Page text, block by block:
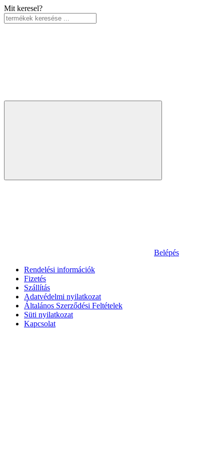
Mit keresel?
Belépés
Rendelési információk
Fizetés
Szállítás
Adatvédelmi nyilatkozat
Általános Szerződési Feltételek
Süti nyilatkozat
Kapcsolat